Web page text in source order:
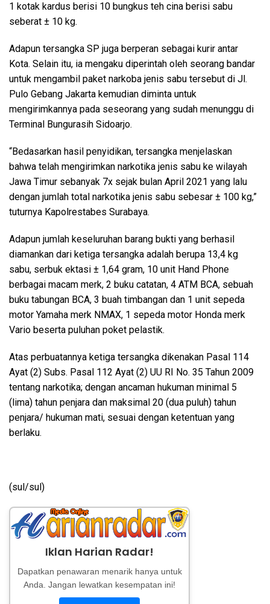
1 kotak kardus berisi 10 bungkus teh cina berisi sabu
seberat ± 10 kg.
Adapun tersangka SP juga berperan sebagai kurir antar
Kota. Selain itu, ia mengaku diperintah oleh seorang bandar
untuk mengambil paket narkoba jenis sabu tersebut di Jl.
Pulo Gebang Jakarta kemudian diminta untuk
mengirimkannya pada seseorang yang sudah menunggu di
Terminal Bungurasih Sidoarjo.
“Bedasarkan hasil penyidikan, tersangka menjelaskan
bahwa telah mengirimkan narkotika jenis sabu ke wilayah
Jawa Timur sebanyak 7x sejak bulan April 2021 yang lalu
dengan jumlah total narkotika jenis sabu sebesar ± 100 kg,”
tuturnya Kapolrestabes Surabaya.
Adapun jumlah keseluruhan barang bukti yang berhasil
diamankan dari ketiga tersangka adalah berupa 13,4 kg
sabu, serbuk ektasi ± 1,64 gram, 10 unit Hand Phone
berbagai macam merk, 2 buku catatan, 4 ATM BCA, sebuah
buku tabungan BCA, 3 buah timbangan dan 1 unit sepeda
motor Yamaha merk NMAX, 1 sepeda motor Honda merk
Vario beserta puluhan poket pelastik.
Atas perbuatannya ketiga tersangka dikenakan Pasal 114
Ayat (2) Subs. Pasal 112 Ayat (2) UU RI No. 35 Tahun 2009
tentang narkotika; dengan ancaman hukuman minimal 5
(lima) tahun penjara dan maksimal 20 (dua puluh) tahun
penjara/ hukuman mati, sesuai dengan ketentuan yang
berlaku.
(sul/sul)
Iklan Harian Radar!
Dapatkan penawaran menarik hanya untuk
Anda. Jangan lewatkan kesempatan ini!